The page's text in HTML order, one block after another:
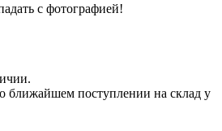
с фотографией!
ближайшем поступлении на склад у